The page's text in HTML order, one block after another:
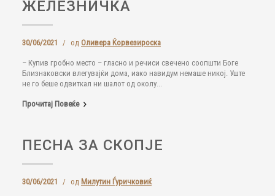
ЖЕЛЕЗНИЧКА
30/06/2021 / од Оливера Ќорвезироска
– Купив гробно место – гласно и речиси свечено соопшти Боге
Близнаковски влегувајќи дома, иако навидум немаше никој. Уште
не го беше одвиткал ни шалот од околу...
Прочитај Повеќе
ПЕСНА ЗА СКОПЈЕ
30/06/2021 / од Милутин Ѓуричковиќ